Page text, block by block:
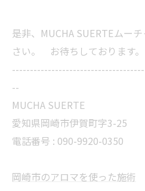
是非、MUCHA SUERTEムー
さい。 お待ちしております。
--
MUCHA SUERTE
愛知県岡崎市伊賀町字3-25
電話番号 : 090-9920-0350
岡崎市のアロマを使った施術